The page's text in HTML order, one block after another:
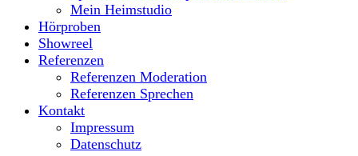
Mein Heimstudio
Hörproben
Showreel
Referenzen
Referenzen Moderation
Referenzen Sprechen
Kontakt
Impressum
Datenschutz